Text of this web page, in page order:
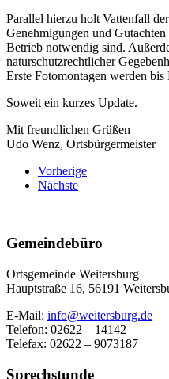
Parallel hierzu holt Vattenfall
Genehmigungen und
Betrieb notwendig sind.
naturschutzrechtlicher
Erste Fotomontagen werden bis
Soweit ein kurzes Update.
Mit freundlichen Grüßen
Udo Wenz, Ortsbürgermeister
Vorherige
Nächste
Gemeindebüro
Ortsgemeinde Weitersburg
Hauptstraße 16, 56191
E-Mail: info@weitersburg.de
Telefon: 02622 – 14142
Telefax: 02622 – 9073187
Sprechstunde